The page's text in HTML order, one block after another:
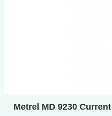
Metrel MD 9230